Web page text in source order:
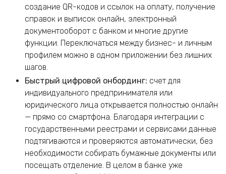
создание QR-кодов и ссылок на оплату, получение
справок и выписок онлайн, электронный
документооборот с банком и многие другие
функции. Переключаться между бизнес- и личным
профилем можно в одном приложении без лишних
шагов.
Быстрый цифровой онбординг: счет для
индивидуального предпринимателя или
юридического лица открывается полностью онлайн
— прямо со смартфона. Благодаря интеграции с
государственными реестрами и сервисами данные
подтягиваются и проверяются автоматически, без
необходимости собирать бумажные документы или
посещать отделение. В целом в банке уже